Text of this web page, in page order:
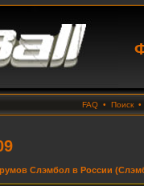
FAQ• Поиск
Слэмбол в России